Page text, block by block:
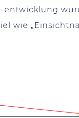
wie